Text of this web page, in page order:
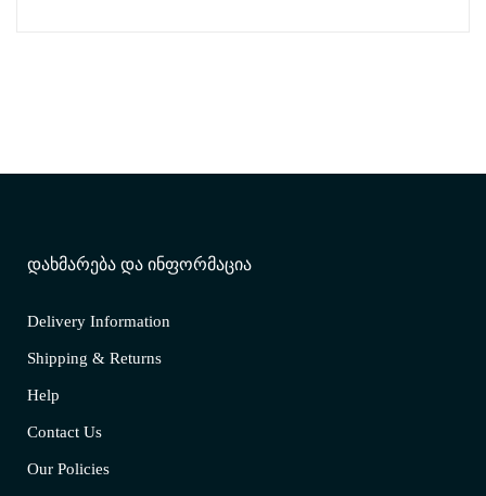
ᲓᲐᲮᲛᲐᲠᲔᲑᲐ ᲓᲐ ᲘᲜᲤᲝᲠᲛᲐᲪᲘᲐ
Delivery Information
Shipping & Returns
Help
Contact Us
Our Policies